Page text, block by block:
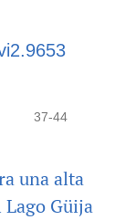
37-44
una alta
Güija